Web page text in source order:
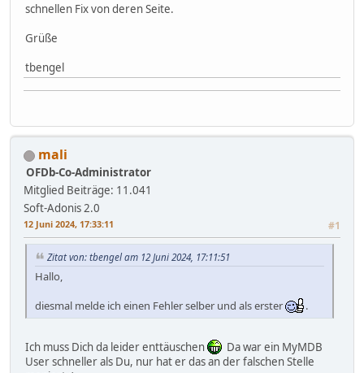
schnellen Fix von deren Seite.
Grüße
tbengel
mali
OFDb-Co-Administrator
Mitglied Beiträge: 11.041
Soft-Adonis 2.0
12 Juni 2024, 17:33:11 #1
Zitat von: tbengel am 12 Juni 2024, 17:11:51
Hallo,
diesmal melde ich einen Fehler selber und als erster
.
Ich muss Dich da leider enttäuschen
Da war ein MyMDB
User schneller als Du, nur hat er das an der falschen Stelle